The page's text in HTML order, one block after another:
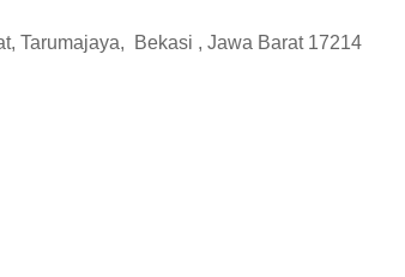
Tarumajaya,
Bekasi , Jawa Barat 17214